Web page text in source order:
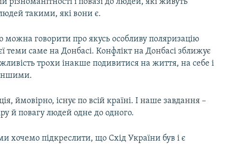
і повазі до людей, які живуть
такими, які вони є.
говорити про якусь особливу поляризацію
теми саме на Донбасі. Конфлікт на Донбасі зближує
трохи інакше подивитися на життя, на себе і
ймовірно, існує по всій країні. І наше завдання –
й повагу людей одне до одного.
хочемо підкреслити, що Схід України був і є